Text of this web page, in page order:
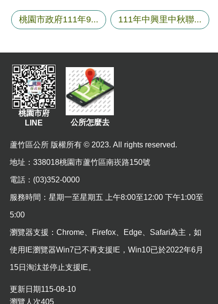
料
網
站
導
政
箱
見
問
園
市
府
桃園市政府111年9... 111年中興里中秋聯...
桃園市府
LINE
公所怎麼去
蘆竹區公所 版權所有 © 2023. All rights reserved.
地址 ：338018桃園市蘆竹區南崁路150號
電話：(03)352-0000
服務時間：星期一至星期五 上午8:00至12:00 下午1:00至
5:00
瀏覽器支援：Chrome、Firefox、Edge、Safari為主，如
使用IE瀏覽器Win7已不再支援IE，Win10已於2022年6月
15日淘汰並停止支援IE。
更新日期115-08-10
瀏覽人次405